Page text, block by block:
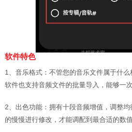
软件特色
1、音乐格式：不管您的音乐文件属于什
软件也支持音频文件的批量导入，能够一
2、出色功能：拥有十段音频增值，调整
的慢慢进行修改，才能调配到最合适的数